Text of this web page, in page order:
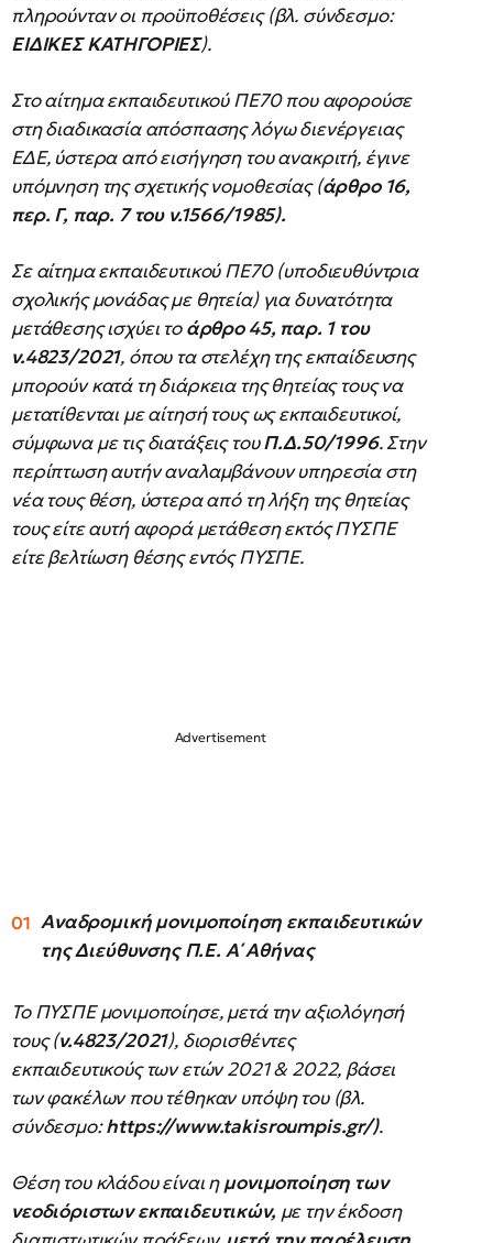
πληρούνταν οι προϋποθέσεις (βλ. σύνδεσμο:
ΕΙΔΙΚΕΣ ΚΑΤΗΓΟΡΙΕΣ).
Στο αίτημα εκπαιδευτικού ΠΕ70 που αφορούσε
στη διαδικασία απόσπασης λόγω διενέργειας
ΕΔΕ, ύστερα από εισήγηση του ανακριτή, έγινε
υπόμνηση της σχετικής νομοθεσίας (άρθρο 16,
περ. Γ, παρ. 7 του ν.1566/1985).
Σε αίτημα εκπαιδευτικού ΠΕ70 (υποδιευθύντρια
σχολικής μονάδας με θητεία) για δυνατότητα
μετάθεσης ισχύει τοάρθρο 45, παρ. 1 του
ν.4823/2021, όπου τα στελέχη της εκπαίδευσης
μπορούν κατά τη διάρκεια της θητείας τους να
μετατίθενται με αίτησή τους ως εκπαιδευτικοί,
σύμφωνα με τις διατάξεις τουΠ.Δ.50/1996. Στην
περίπτωση αυτήν αναλαμβάνουν υπηρεσία στη
νέα τους θέση, ύστερα από τη λήξη της θητείας
τους είτε αυτή αφορά μετάθεση εκτός ΠΥΣΠΕ
είτε βελτίωση θέσης εντός ΠΥΣΠΕ.
Αναδρομική μονιμοποίηση εκπαιδευτικών
της Διεύθυνσης Π.Ε. Α΄ Αθήνας
Το ΠΥΣΠΕ μονιμοποίησε, μετά την αξιολόγησή
τους (ν.4823/2021), διορισθέντες
εκπαιδευτικούς των ετών 2021 & 2022, βάσει
των φακέλων που τέθηκαν υπόψη του (βλ.
σύνδεσμο:https://www.takisroumpis.gr/).
Θέση του κλάδου είναι ημονιμοποίηση των
νεοδιόριστων εκπαιδευτικών, με την έκδοση